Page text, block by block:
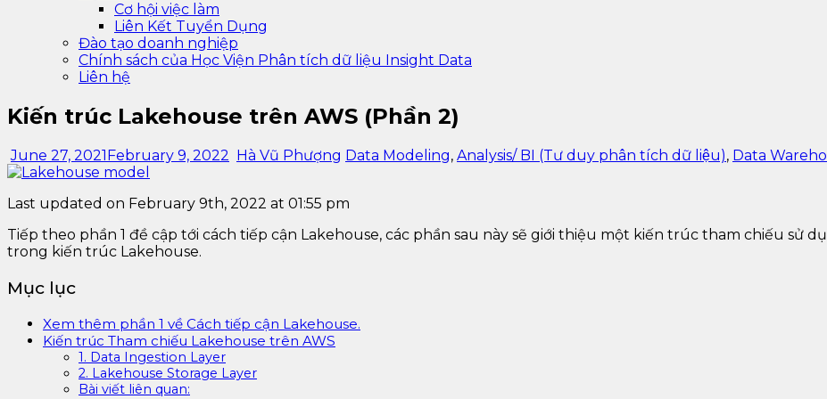
Cơ hội việc làm
Liên Kết Tuyển Dụng
Đào tạo doanh nghiệp
Chính sách của Học Viện Phân tích dữ liệu Insight Data
Liên hệ
Kiến trúc Lakehouse trên AWS (Phần 2)
June 27, 2021February 9, 2022 Hà Vũ Phượng Data Modeling, Analysis/ BI (Tư duy phân tích dữ liệu), Data
Last updated on February 9th, 2022 at 01:55 pm
Tiếp theo phần 1 đề cập tới cách tiếp cận Lakehouse, các phần sau này sẽ giới thiệu một kiến ​​trúc tham chiếu sử
trong kiến ​​trúc Lakehouse.
Mục lục
Xem thêm phần 1 về Cách tiếp cận Lakehouse.
Kiến trúc Tham chiếu Lakehouse trên AWS
1. Data Ingestion Layer
2. Lakehouse Storage Layer
Bài viết liên quan: